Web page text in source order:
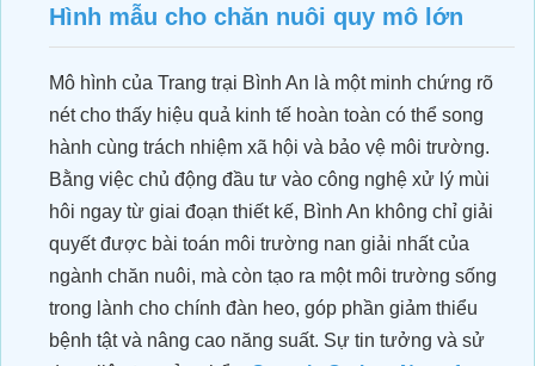
Hình mẫu cho chăn nuôi quy mô lớn
Mô hình của Trang trại Bình An là một minh chứng rõ
nét cho thấy hiệu quả kinh tế hoàn toàn có thể song
hành cùng trách nhiệm xã hội và bảo vệ môi trường.
Bằng việc chủ động đầu tư vào công nghệ xử lý mùi
hôi ngay từ giai đoạn thiết kế, Bình An không chỉ giải
quyết được bài toán môi trường nan giải nhất của
ngành chăn nuôi, mà còn tạo ra một môi trường sống
trong lành cho chính đàn heo, góp phần giảm thiểu
bệnh tật và nâng cao năng suất. Sự tin tưởng và sử
Dự án xử lý môi trường trang trại heo
QUY TRÌNH NÂNG VÀ GIỮ pH ỔN
ĐỊNH CHO ĐẤT TRỒNG SẦU
RIÊNG